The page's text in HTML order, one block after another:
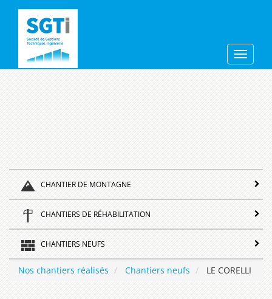
contenu
principal
sgti
Toggle
CHANTIER DE MONTAGNE
CHANTIERS DE RÉHABILITATION
CHANTIERS NEUFS
Nos chantiers réalisés Chantiers neufs LE CORELLI